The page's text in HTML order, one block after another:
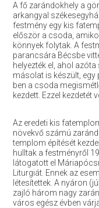
A fő zarándokhely a
arkangyal
festmény egy kis
először a csoda,
könnyek folytak. A
parancsára Bécsbe
helyezték el, ahol
másolat is készült,
ben a csoda
kezdett. Ezzel kezdetét
Az eredeti kis
növekvő számú
templom építését
hulltak a festményről
látogatott el
Liturgiát. Ennek az
létesítettek. A nyáron
zajló három nagy
város egész évben